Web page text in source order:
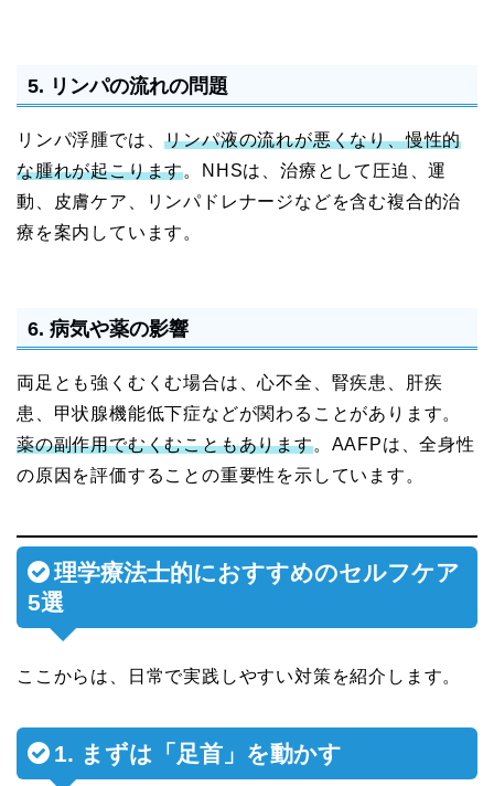
5. リンパの流れの問題
リンパ浮腫では、リンパ液の流れが悪くなり、慢性的
な腫れが起こります。NHSは、治療として圧迫、運
動、皮膚ケア、リンパドレナージなどを含む複合的治
療を案内しています。
6. 病気や薬の影響
両足とも強くむくむ場合は、心不全、腎疾患、肝疾
患、甲状腺機能低下症などが関わることがあります。
薬の副作用でむくむこともあります。AAFPは、全身性
の原因を評価することの重要性を示しています。
理学療法士的におすすめのセルフケア
5選
ここからは、日常で実践しやすい対策を紹介します。
1. まずは「足首」を動かす